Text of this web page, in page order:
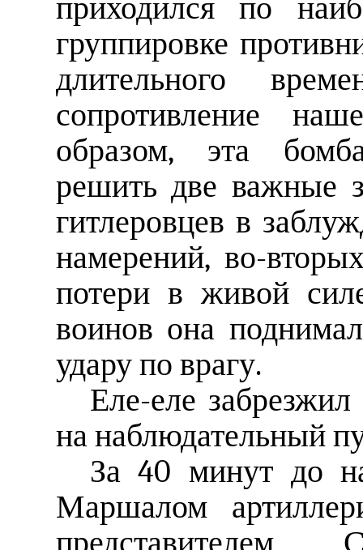
приходился по
группировке
длительного
сопротивление
образом, эта
решить две важные
гитлеровцев в
намерений, во-
потери в живой
воинов она
удару по врагу.
Еле-еле
на наблюдательный
За 40 минут до
Маршалом